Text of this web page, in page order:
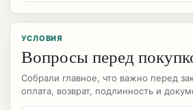
УСЛОВИЯ
Вопросы перед
Собрали главное, что важно перед
оплата, возврат, подлинность и